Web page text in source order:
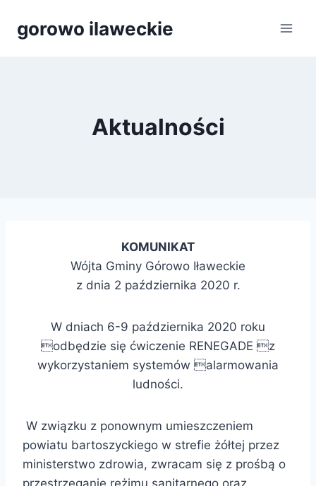
gorowo ilaweckie
Aktualności
KOMUNIKAT
Wójta Gminy Górowo Iławeckie
z dnia 2 października 2020 r.
W dniach 6-9 października 2020 roku
odbędzie się ćwiczenie RENEGADE z
wykorzystaniem systemów alarmowania
ludności.
W związku z ponownym umieszczeniem
powiatu bartoszyckiego w strefie żółtej przez
ministerstwo zdrowia, zwracam się z prośbą o
przestrzeganie reżimu sanitarnego oraz